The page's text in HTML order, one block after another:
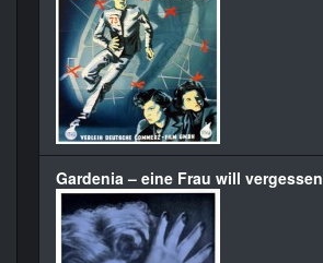
Gardenia – eine Frau will vergessen